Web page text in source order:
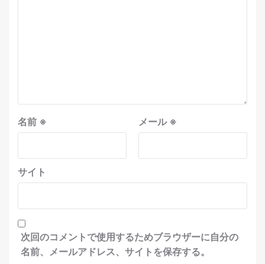
名前 ※ メール※
サイト
次回のコメントで使用するためブラウザーに自分の
名前、メールアドレス、サイトを保存する。